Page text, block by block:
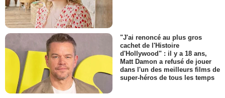
"J'ai renoncé au plus gros
cachet de l'Histoire
d'Hollywood" : il y a 18 ans,
Matt Damon a refusé de jouer
dans l'un des meilleurs films de
super-héros de tous les temps